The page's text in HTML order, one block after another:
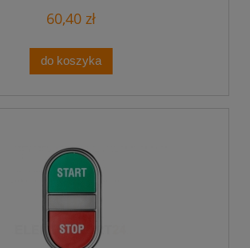
60,40 zł
do koszyka